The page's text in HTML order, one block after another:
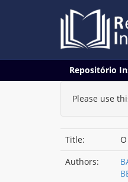
Repositório
Please use
Title:
Authors: